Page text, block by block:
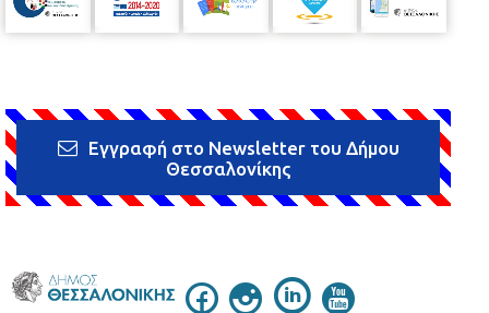
Εγγραφή στο Newsletter του Δήμου
Θεσσαλονίκης